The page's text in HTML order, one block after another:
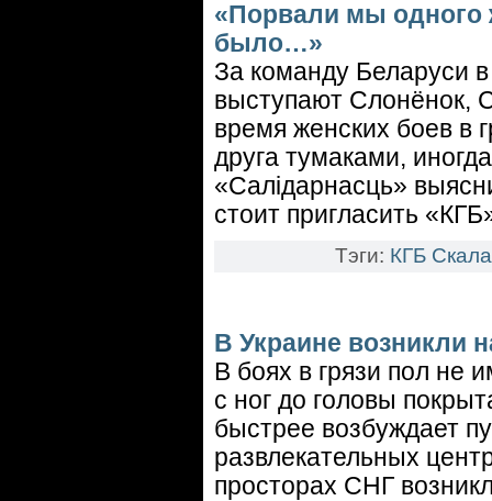
«Порвали мы одного
было…»
За команду Беларуси
выступают Слонёнок,
время женских боев в
друга тумаками,
«Салідарнасць»
стоит пригласить
Тэги: КГБ Скала
В Украине возникли
В боях в грязи пол не
с ног до головы
быстрее возбуждает
развлекательных
просторах СНГ